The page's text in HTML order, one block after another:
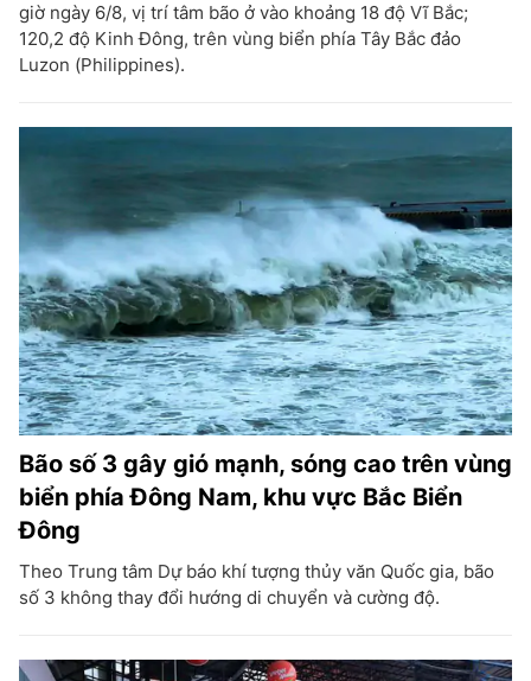
giờ ngày 6/8, vị trí tâm bão ở vào khoảng 18 độ Vĩ Bắc;
120,2 độ Kinh Đông, trên vùng biển phía Tây Bắc đảo
Luzon (Philippines).
Bão số 3 gây gió mạnh, sóng cao trên vùng
biển phía Đông Nam, khu vực Bắc Biển
Đông
Theo Trung tâm Dự báo khí tượng thủy văn Quốc gia, bão
số 3 không thay đổi hướng di chuyển và cường độ.